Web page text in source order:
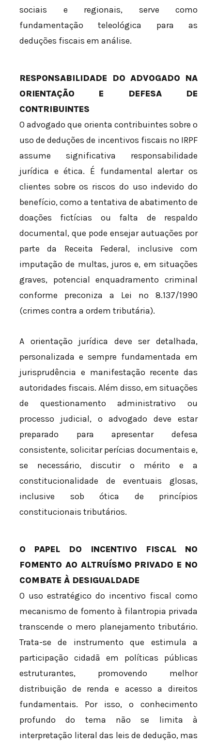
sociais e regionais, serve como
fundamentação teleológica para as
deduções fiscais em análise.
RESPONSABILIDADE DO ADVOGADO NA
ORIENTAÇÃO E DEFESA DE
CONTRIBUINTES
O advogado que orienta contribuintes sobre o
uso de deduções de incentivos fiscais no IRPF
assume significativa responsabilidade
jurídica e ética. É fundamental alertar os
clientes sobre os riscos do uso indevido do
benefício, como a tentativa de abatimento de
doações fictícias ou falta de respaldo
documental, que pode ensejar autuações por
parte da Receita Federal, inclusive com
imputação de multas, juros e, em situações
graves, potencial enquadramento criminal
conforme preconiza a Lei nº 8.137/1990
(crimes contra a ordem tributária).
A orientação jurídica deve ser detalhada,
personalizada e sempre fundamentada em
jurisprudência e manifestação recente das
autoridades fiscais. Além disso, em situações
de questionamento administrativo ou
processo judicial, o advogado deve estar
preparado para apresentar defesa
consistente, solicitar perícias documentais e,
se necessário, discutir o mérito e a
constitucionalidade de eventuais glosas,
inclusive sob ótica de princípios
constitucionais tributários.
O PAPEL DO INCENTIVO FISCAL NO
FOMENTO AO ALTRUÍSMO PRIVADO E NO
COMBATE À DESIGUALDADE
O uso estratégico do incentivo fiscal como
mecanismo de fomento à filantropia privada
transcende o mero planejamento tributário.
Trata-se de instrumento que estimula a
participação cidadã em políticas públicas
estruturantes, promovendo melhor
distribuição de renda e acesso a direitos
fundamentais. Por isso, o conhecimento
profundo do tema não se limita à
interpretação literal das leis de dedução, mas